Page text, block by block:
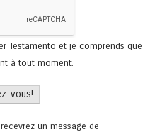
Testamento et je comprends que
à tout moment.
un message de